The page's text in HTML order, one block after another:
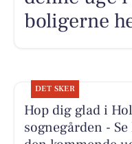
boligerne
DET SKER
Hop dig glad i
sognegården -